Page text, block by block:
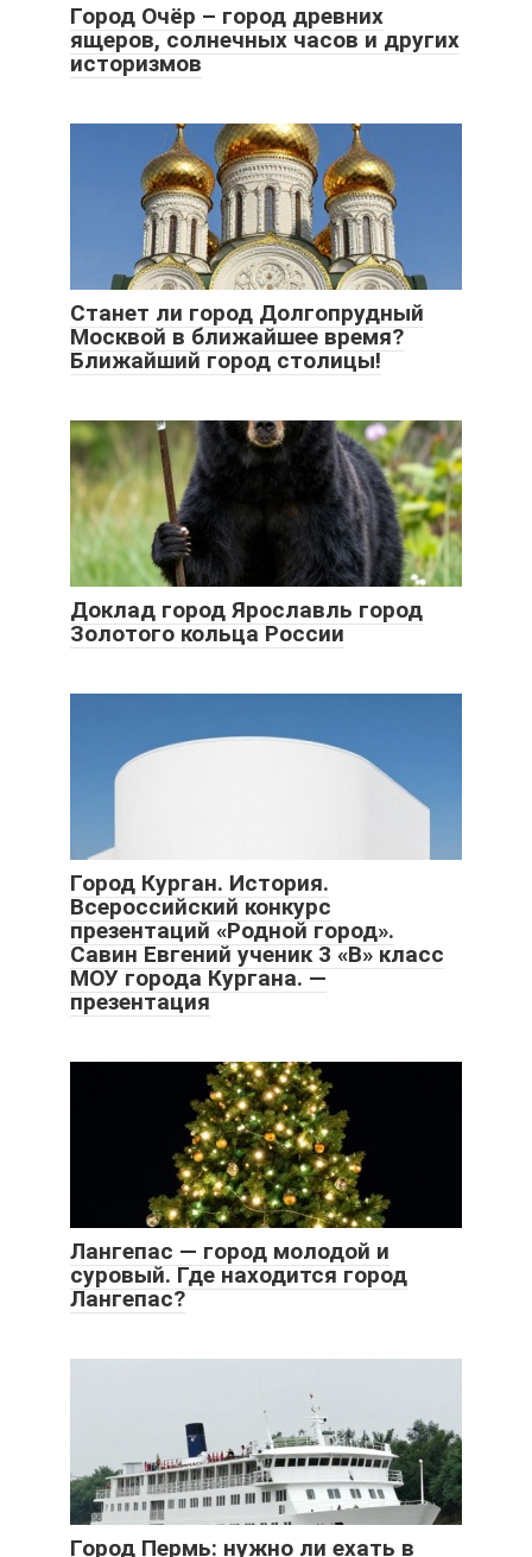
Город Очёр – город древних
ящеров, солнечных часов и других
историзмов
Станет ли город Долгопрудный
Москвой в ближайшее время?
Ближайший город столицы!
Доклад город Ярославль город
Золотого кольца России
Город Курган. История.
Всероссийский конкурс
презентаций «Родной город».
Савин Евгений ученик 3 «В» класс
МОУ города Кургана. —
презентация
Лангепас — город молодой и
суровый. Где находится город
Лангепас?
Город Пермь: нужно ли ехать в